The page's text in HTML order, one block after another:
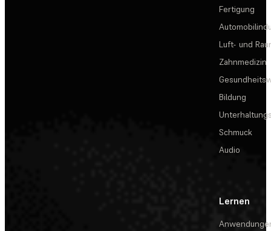
Fertigung
Luft- und
Zahnmedizin
Bildung
Schmuck
Audio
Lernen